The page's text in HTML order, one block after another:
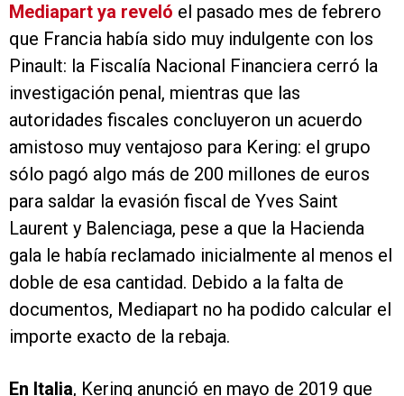
Mediapart ya reveló el pasado mes de febrero
que Francia había sido muy indulgente con los
Pinault: la Fiscalía Nacional Financiera cerró la
investigación penal, mientras que las
autoridades fiscales concluyeron un acuerdo
amistoso muy ventajoso para Kering: el grupo
sólo pagó algo más de 200 millones de euros
para saldar la evasión fiscal de Yves Saint
Laurent y Balenciaga, pese a que la Hacienda
gala le había reclamado inicialmente al menos el
doble de esa cantidad. Debido a la falta de
documentos, Mediapart no ha podido calcular el
importe exacto de la rebaja.
En Italia, Kering anunció en mayo de 2019 que